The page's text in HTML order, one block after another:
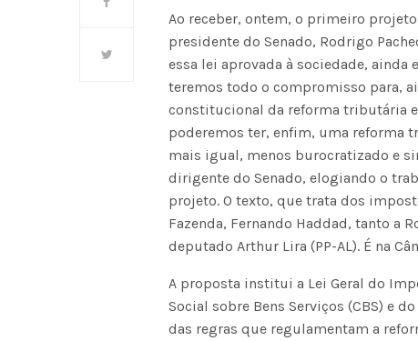
Ao receber, ontem, o primeiro
presidente do Senado, Rodrigo
essa lei aprovada à sociedade,
teremos todo o compromisso para,
constitucional da reforma tributária
poderemos ter, enfim, uma reforma
mais igual, menos burocratizado e
dirigente do Senado, elogiando o
projeto. O texto, que trata dos
Fazenda, Fernando Haddad, tanto a
deputado Arthur Lira (PP-AL). É na
A proposta institui a Lei Geral do
Social sobre Bens Serviços (CBS) e
das regras que regulamentam a